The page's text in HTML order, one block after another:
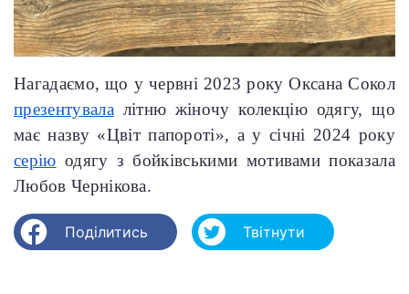
Нагадаємо, що у червні 2023 року Оксана Сокол
презентувала літню жіночу колекцію одягу, що
має назву «Цвіт папороті», а у січні 2024 року
серію одягу з бойківськими мотивами показала
Любов Чернікова.
Поділитись Твітнути